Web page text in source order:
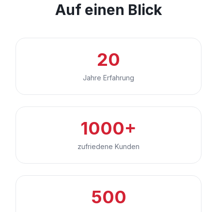
Auf einen Blick
20
Jahre Erfahrung
1000+
zufriedene Kunden
500